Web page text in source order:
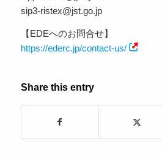
sip3-ristex@jst.go.jp
【EDEへのお問合せ】
https://ederc.jp/contact-us/
Share this entry